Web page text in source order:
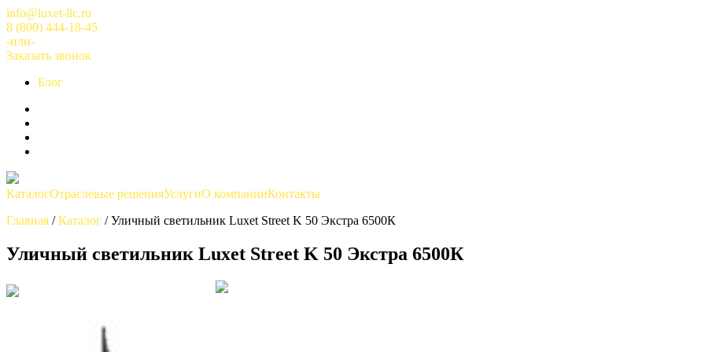
Перейти
к
содержимому
info@luxet-llc.ru
8 (800) 444-18-45
-или-
Заказать звонок
Блог
КаталогОтраслевые решенияУслугиО компанииКонтакты
Главная /Каталог /Уличный светильник Luxet Street K 50 Экстра 6500К
Уличный светильник Luxet Street K 50 Экстра 6500К